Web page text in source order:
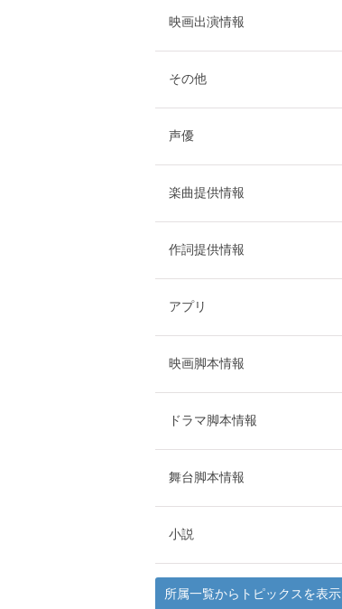
映画出演情報
その他
声優
楽曲提供情報
作詞提供情報
アプリ
映画脚本情報
ドラマ脚本情報
舞台脚本情報
小説
所属一覧からトピックスを表示